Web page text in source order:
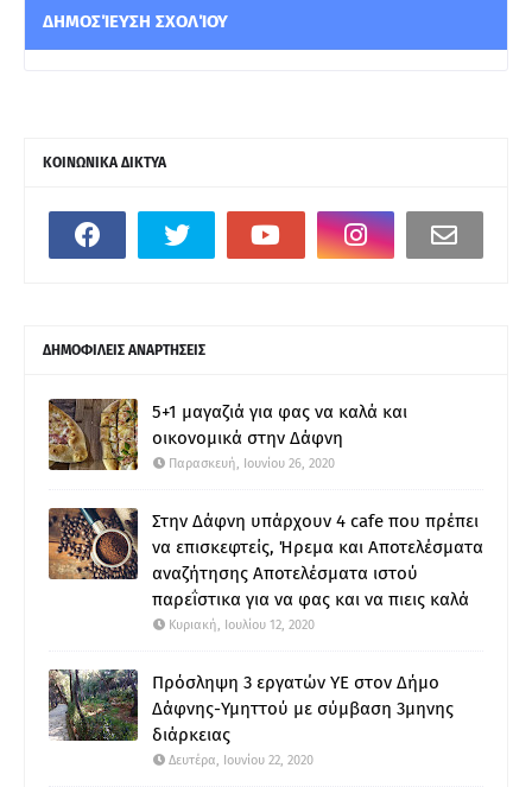
ΔΗΜΟΣΊΕΥΣΗ ΣΧΟΛΊΟΥ
ΚΟΙΝΩΝΙΚΑ ΔΙΚΤΥΑ
ΔΗΜΟΦΙΛΕΙΣ ΑΝΑΡΤΗΣΕΙΣ
5+1 μαγαζιά για φας να καλά και
οικονομικά στην Δάφνη
Παρασκευή, Ιουνίου 26, 2020
Στην Δάφνη υπάρχουν 4 cafe που πρέπει
να επισκεφτείς, Ήρεμα και Αποτελέσματα
αναζήτησης Αποτελέσματα ιστού
παρεΐστικα για να φας και να πιεις καλά
Κυριακή, Ιουλίου 12, 2020
Πρόσληψη 3 εργατών ΥΕ στον Δήμο
Δάφνης-Υμηττού με σύμβαση 3μηνης
διάρκειας
Δευτέρα, Ιουνίου 22, 2020